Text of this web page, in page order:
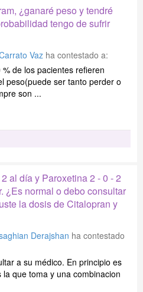
¿ganaré peso y tendré
tengo de sufrir
Vaz ha contestado a:
de los pacientes refieren
peso(puede ser tanto perder o
son ...
al día y Paroxetina 2 - 0 - 2
¿Es normal o debo consultar
la dosis de Citalopran y
Derajshan ha contestado
a su médico. En principio es
la que toma y una combinacion